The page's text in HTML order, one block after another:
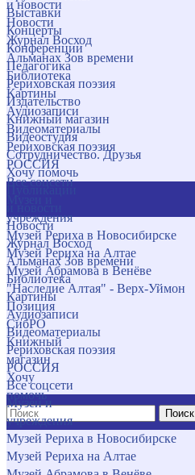
и новости
Новости
Журнал Восход
Альманах Зов времени
Библиотека
Картины
Аудиозаписи
Видеоматериалы
Рериховская поэзия
РОССИЯ
Все соцсети
учреждения
Музей Рериха в Новосибирске
Музей Рериха на Алтае
Музей Абрамова в Венёве
"Наследие Алтая" - Верх-Уймон
Позиция
СибРО
Книжный
магазин
Хочу
помочь
Поиск
Выставки
Концерты
Конференции
Педагогика
Рериховская поэзия
Издательство
Книжный магазин
Видеостудия
Сотрудничество. Друзья
Хочу помочь
Новости
Журнал Восход
Альманах Зов времени
Библиотека
Картины
Аудиозаписи
Видеоматериалы
Рериховская поэзия
РОССИЯ
Все соцсети
Музеи и
учреждения
Музей Рериха в Новосибирске
Музей Рериха на Алтае